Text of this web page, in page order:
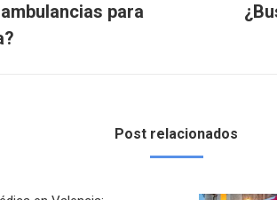
para
Publicación
Post relacionados